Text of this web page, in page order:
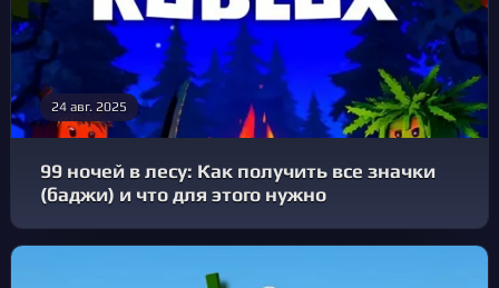
24 авг. 2025
99 ночей в лесу: Как получить все значки
(баджи) и что для этого нужно